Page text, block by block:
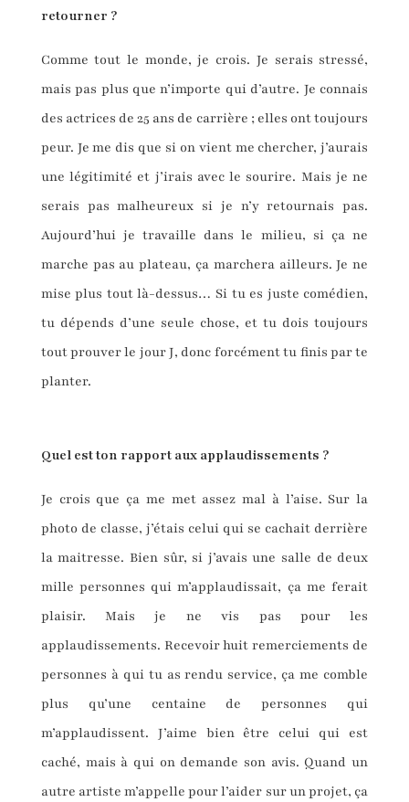
retourner ?
Comme tout le monde, je crois. Je serais stressé,
mais pas plus que n’importe qui d’autre. Je connais
des actrices de 25 ans de carrière ; elles ont toujours
peur. Je me dis que si on vient me chercher, j’aurais
une légitimité et j’irais avec le sourire. Mais je ne
serais pas malheureux si je n’y retournais pas.
Aujourd’hui je travaille dans le milieu, si ça ne
marche pas au plateau, ça marchera ailleurs. Je ne
mise plus tout là-dessus… Si tu es juste comédien,
tu dépends d’une seule chose, et tu dois toujours
tout prouver le jour J, donc forcément tu finis par te
planter.
Quel est ton rapport aux applaudissements ?
Je crois que ça me met assez mal à l’aise. Sur la
photo de classe, j’étais celui qui se cachait derrière
la maitresse. Bien sûr, si j’avais une salle de deux
mille personnes qui m’applaudissait, ça me ferait
plaisir. Mais je ne vis pas pour les
applaudissements. Recevoir huit remerciements de
personnes à qui tu as rendu service, ça me comble
plus qu’une centaine de personnes qui
m’applaudissent. J’aime bien être celui qui est
caché, mais à qui on demande son avis. Quand un
autre artiste m’appelle pour l’aider sur un projet, ça